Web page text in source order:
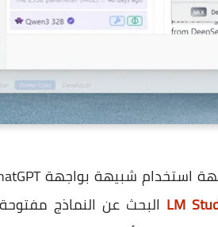
LM البحث عن النماذج